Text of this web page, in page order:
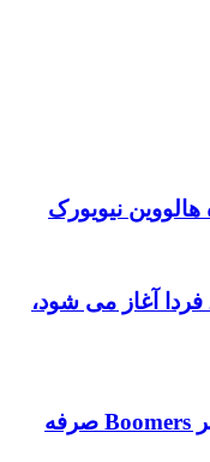
طوفان قهرمانان جهانی 2022 فردا آغاز می شود،
چرا Millennials ها باید دو برابر Boomers صرفه